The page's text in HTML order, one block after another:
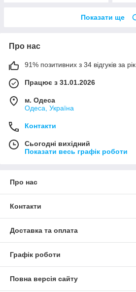
Показати ще
Про нас
91% позитивних з 34 відгуків за рік
Працює з 31.01.2026
м. Одеса
Одеса, Україна
Контакти
Сьогодні вихідний
Показати весь графік роботи
Про нас
Контакти
Доставка та оплата
Графік роботи
Повна версія сайту